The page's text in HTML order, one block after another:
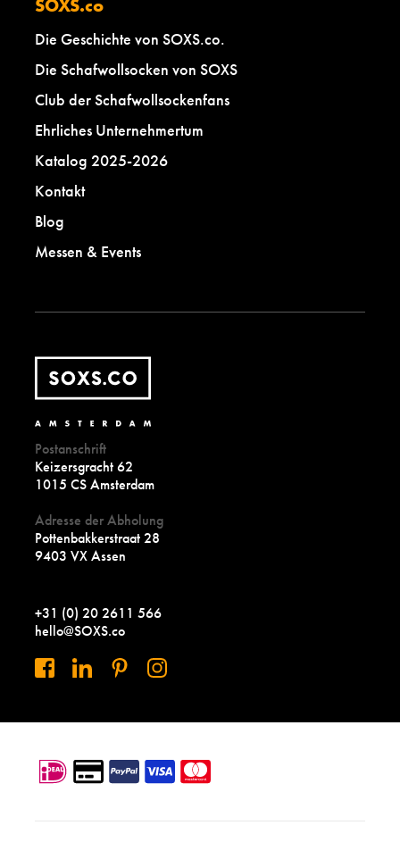
SOXS.co
Die Geschichte von SOXS.co.
Die Schafwollsocken von SOXS
Club der Schafwollsockenfans
Ehrliches Unternehmertum
Katalog 2025-2026
Kontakt
Blog
Messen & Events
Postanschrift
Keizersgracht 62
1015 CS Amsterdam
Adresse der Abholung
Pottenbakkerstraat 28
9403 VX Assen
+31 (0) 20 2611 566
hello@SOXS.co